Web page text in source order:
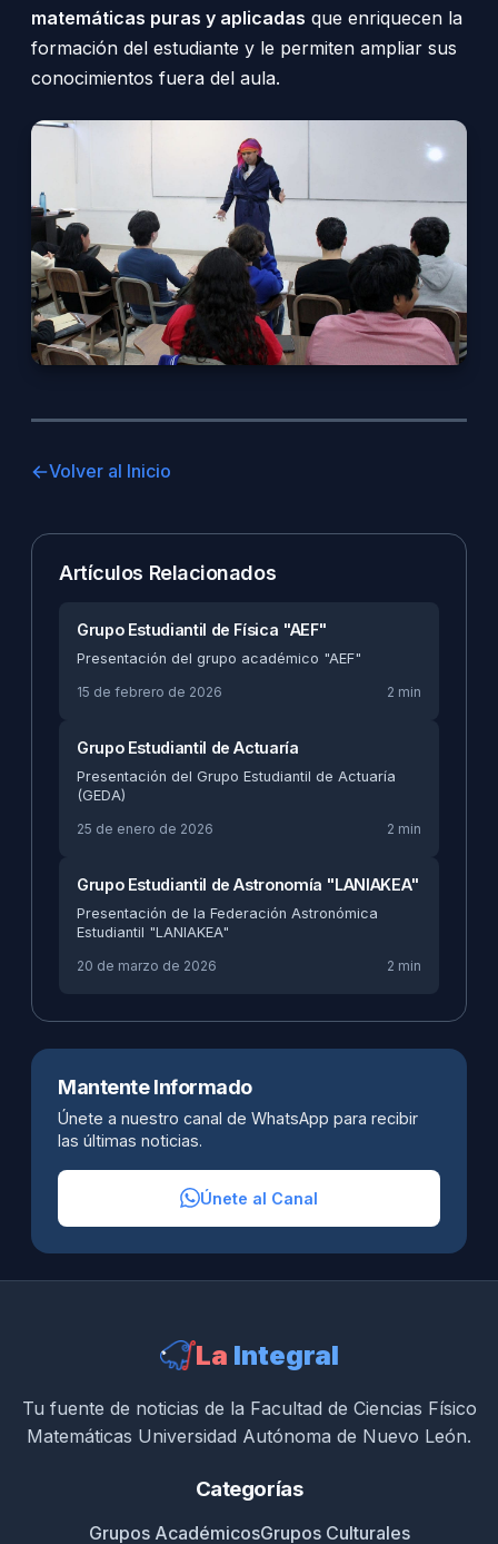
matemáticas puras y aplicadas que enriquecen la
formación del estudiante y le permiten ampliar sus
conocimientos fuera del aula.
Volver al Inicio
Artículos Relacionados
Grupo Estudiantil de Física "AEF"
Presentación del grupo académico "AEF"
15 de febrero de 2026
2 min
Grupo Estudiantil de Actuaría
Presentación del Grupo Estudiantil de Actuaría
(GEDA)
25 de enero de 2026
2 min
Grupo Estudiantil de Astronomía "LANIAKEA"
Presentación de la Federación Astronómica
Estudiantil "LANIAKEA"
20 de marzo de 2026
2 min
Mantente Informado
Únete a nuestro canal de WhatsApp para recibir
las últimas noticias.
Únete al Canal
La Integral
Tu fuente de noticias de la Facultad de Ciencias Físico
Matemáticas Universidad Autónoma de Nuevo León.
Categorías
Grupos AcadémicosGrupos Culturales